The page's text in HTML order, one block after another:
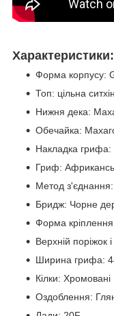
Характеристики:
Форма корпусу:
Топ: цільна
Нижня дека:
Обечайка:
Накладка
Гриф:
Метод
Бридж: Чорне
Форма кріплення
Верхній поріжок
Ширина грифа:
Кілки: Хромовані
Оздоблення: